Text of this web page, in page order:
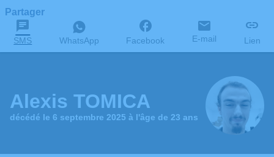
Partager
SMS WhatsApp Facebook E-mail Lien
Alexis TOMICA
décédé le 6 septembre 2025 à l'âge de 23 ans